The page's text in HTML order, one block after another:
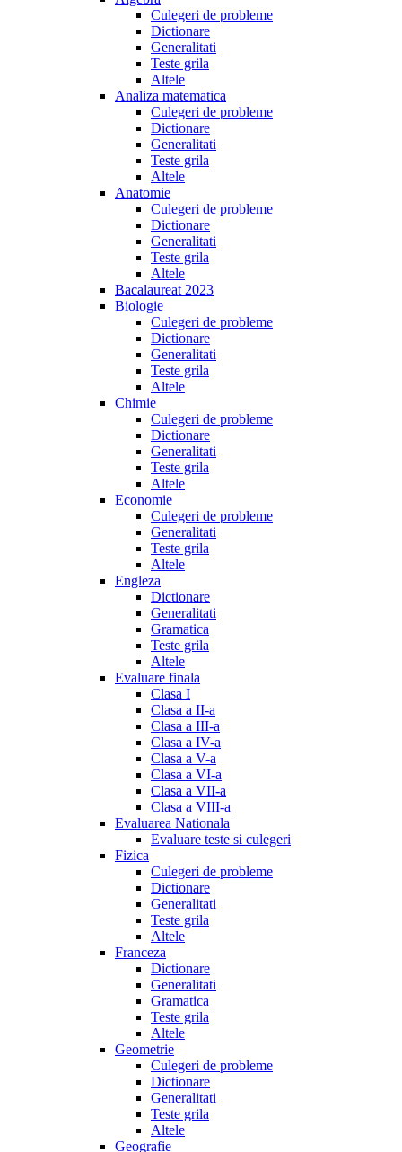
Culegeri de probleme
Dictionare
Generalitati
Teste grila
Altele
Analiza matematica
Culegeri de probleme
Dictionare
Generalitati
Teste grila
Altele
Anatomie
Culegeri de probleme
Dictionare
Generalitati
Teste grila
Altele
Bacalaureat 2023
Biologie
Culegeri de probleme
Dictionare
Generalitati
Teste grila
Altele
Chimie
Culegeri de probleme
Dictionare
Generalitati
Teste grila
Altele
Economie
Culegeri de probleme
Generalitati
Teste grila
Altele
Engleza
Dictionare
Generalitati
Gramatica
Teste grila
Altele
Evaluare finala
Clasa I
Clasa a II-a
Clasa a III-a
Clasa a IV-a
Clasa a V-a
Clasa a VI-a
Clasa a VII-a
Clasa a VIII-a
Evaluarea Nationala
Evaluare teste si culegeri
Fizica
Culegeri de probleme
Dictionare
Generalitati
Teste grila
Altele
Franceza
Dictionare
Generalitati
Gramatica
Teste grila
Altele
Geometrie
Culegeri de probleme
Dictionare
Generalitati
Teste grila
Altele
Geografie